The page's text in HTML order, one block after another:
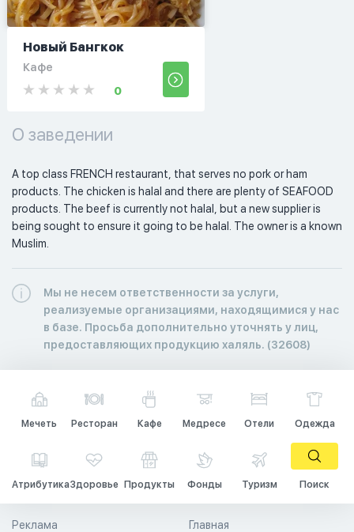
Новый Бангкок
Кафе
0
О заведении
A top class FRENCH restaurant, that serves no pork or ham
products. The chicken is halal and there are plenty of SEAFOOD
products. The beef is currently not halal, but a new supplier is
being sought to ensure it going to be halal. The owner is a known
Muslim.
Мы не несем ответственности за услуги,
реализуемые организациями, находящимися у нас
в базе. Просьба дополнительно уточнять у лиц,
предоставляющих продукцию халяль. (32608)
Мечеть Ресторан Кафе Медресе Отели Одежда
АтрибутикаЗдоровье Продукты Фонды Туризм Поиск
Главная
Реклама